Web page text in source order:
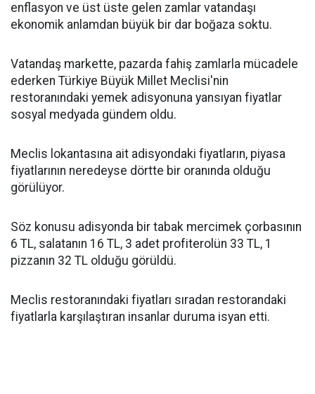
enflasyon ve üst üste gelen zamlar vatandaşı
ekonomik anlamdan büyük bir dar boğaza soktu.
Vatandaş markette, pazarda fahiş zamlarla mücadele
ederken Türkiye Büyük Millet Meclisi'nin
restoranındaki yemek adisyonuna yansıyan fiyatlar
sosyal medyada gündem oldu.
Meclis lokantasına ait adisyondaki fiyatların, piyasa
fiyatlarının neredeyse dörtte bir oranında olduğu
görülüyor.
Söz konusu adisyonda bir tabak mercimek çorbasının
6 TL, salatanın 16 TL, 3 adet profiterolün 33 TL, 1
pizzanın 32 TL olduğu görüldü.
Meclis restoranındaki fiyatları sıradan restorandaki
fiyatlarla karşılaştıran insanlar duruma isyan etti.